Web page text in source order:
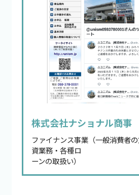
株式会社ナショナル商事
ファイナンス事業（一般消費者
資業務・各種ロ
ーンの取扱い）